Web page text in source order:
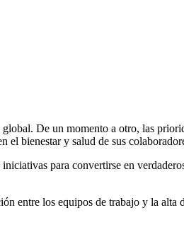
De un momento a otro, las
el bienestar y salud de sus
para convertirse en
entre los equipos de trabajo y la alta